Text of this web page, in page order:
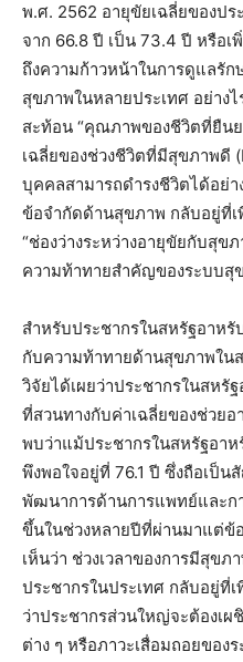
พ.ศ. 2562 อายุขัยเฉลี่ยของป
จาก 66.8 ปี เป็น 73.4 ปี หรือ
ถึงความก้าวหน้าในการดูแลรัก
สุขภาพในหลายประเทศ อย่าง
สะท้อน “คุณภาพของชีวิตที่ยืนย
เฉลี่ยของช่วงชีวิตที่มีสุขภาพดี
บุคคลสามารถดำรงชีวิตได้อย่
ข้อจำกัดด้านสุขภาพ กลับอยู่ที่เ
“ช่องว่างระหว่างอายุขัยกับสุข
ความท้าทายสำคัญของระบบสุ
สำหรับประชากรในสหรัฐอาหรั
กับความท้าทายด้านสุขภาพใน
วิจัยได้เผยว่าประชากรในสหรั
ที่สวนทางกับค่าเฉลี่ยของช่วย
พบว่าแม้ประชากรในสหรัฐอาห
พึงพอใจอยู่ที่ 76.1 ปี ซึ่งถือเป็
พัฒนาการด้านการแพทย์และก
ขึ้นในช่วงหลายปีที่ผ่านมาแต่ข้
เห็นว่า ช่วงเวลาของการมีสุข
ประชากรในประเทศ กลับอยู่ที่
ว่าประชากรส่วนใหญ่จะต้องเผ
ต่าง ๆ หรือภาวะเสื่อมถอยของ